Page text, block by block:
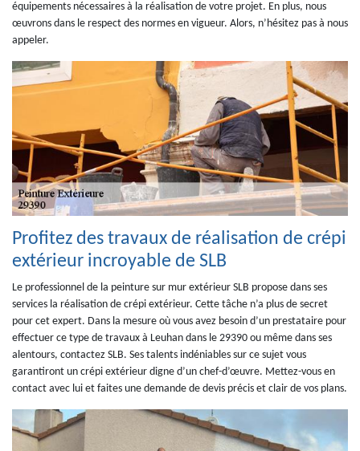
équipements nécessaires à la réalisation de votre projet. En plus, nous
œuvrons dans le respect des normes en vigueur. Alors, n’hésitez pas à nous
appeler.
Profitez des travaux de réalisation de crépi
extérieur incroyable de SLB
Le professionnel de la peinture sur mur extérieur SLB propose dans ses
services la réalisation de crépi extérieur. Cette tâche n’a plus de secret
pour cet expert. Dans la mesure où vous avez besoin d’un prestataire pour
effectuer ce type de travaux à Leuhan dans le 29390 ou même dans ses
alentours, contactez SLB. Ses talents indéniables sur ce sujet vous
garantiront un crépi extérieur digne d’un chef-d’œuvre. Mettez-vous en
contact avec lui et faites une demande de devis précis et clair de vos plans.